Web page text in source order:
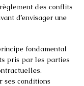
des conflits
d’envisager une
fondamental
pris par les parties
ses conditions